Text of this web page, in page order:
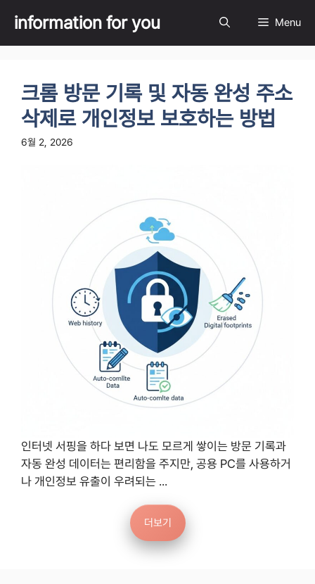
content
information for you Menu
크롬 방문 기록 및 자동 완성 주소
삭제로 개인정보 보호하는 방법
6월 2, 2026
인터넷 서핑을 하다 보면 나도 모르게 쌓이는 방문 기록과
자동 완성 데이터는 편리함을 주지만, 공용 PC를 사용하거
나 개인정보 유출이 우려되는 ...
더보기